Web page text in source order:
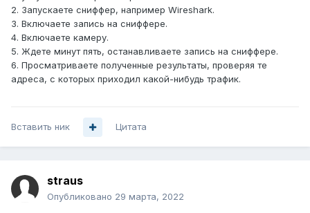
2. Запускаете сниффер, например Wireshark.
3. Включаете запись на сниффере.
4. Включаете камеру.
5. Ждете минут пять, останавливаете запись на сниффере.
6. Просматриваете полученные результаты, проверяя те
адреса, с которых приходил какой-нибудь трафик.
Вставить ник Цитата
straus
Опубликовано 29 марта, 2022